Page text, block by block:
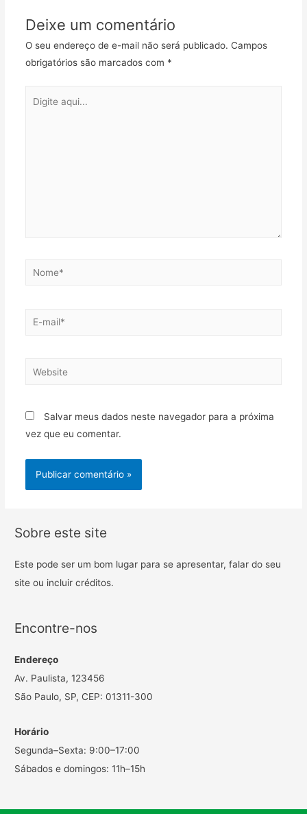
Deixe um comentário
O seu endereço de e-mail não será publicado. Campos
obrigatórios são marcados com *
Salvar meus dados neste navegador para a próxima
vez que eu comentar.
Sobre este site
Este pode ser um bom lugar para se apresentar, falar do seu
site ou incluir créditos.
Encontre-nos
Endereço
Av. Paulista, 123456
São Paulo, SP, CEP: 01311-300
Horário
Segunda–Sexta: 9:00–17:00
Sábados e domingos: 11h–15h